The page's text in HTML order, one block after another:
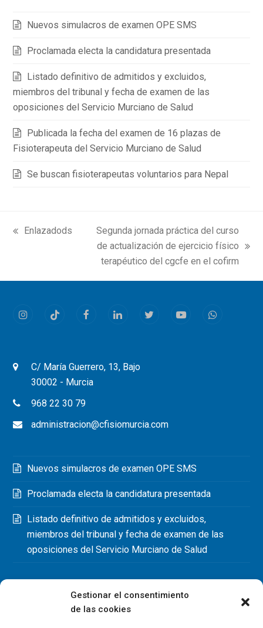
Gestionar el consentimiento
de las cookies
Nuevos simulacros de examen OPE SMS
Proclamada electa la candidatura presentada
Listado definitivo de admitidos y excluidos,
miembros del tribunal y fecha de examen de las
oposiciones del Servicio Murciano de Salud
Publicada la fecha del examen de 16 plazas de
Fisioterapeuta del Servicio Murciano de Salud
Se buscan fisioterapeutas voluntarios para Nepal
previous
Enlazadods
next
post:
Segunda jornada práctica del curso
de actualización de ejercicio físico
terapéutico del cgcfe en el cofirm
InstagramTiktok FacebookLinkedInTwitterYoutubeWhatsapp
C/ María Guerrero, 13, Bajo
30002 - Murcia
968 22 30 79
administracion@cfisiomurcia.com
Nuevos simulacros de examen OPE SMS
Proclamada electa la candidatura presentada
Listado definitivo de admitidos y excluidos,
miembros del tribunal y fecha de examen de las
oposiciones del Servicio Murciano de Salud